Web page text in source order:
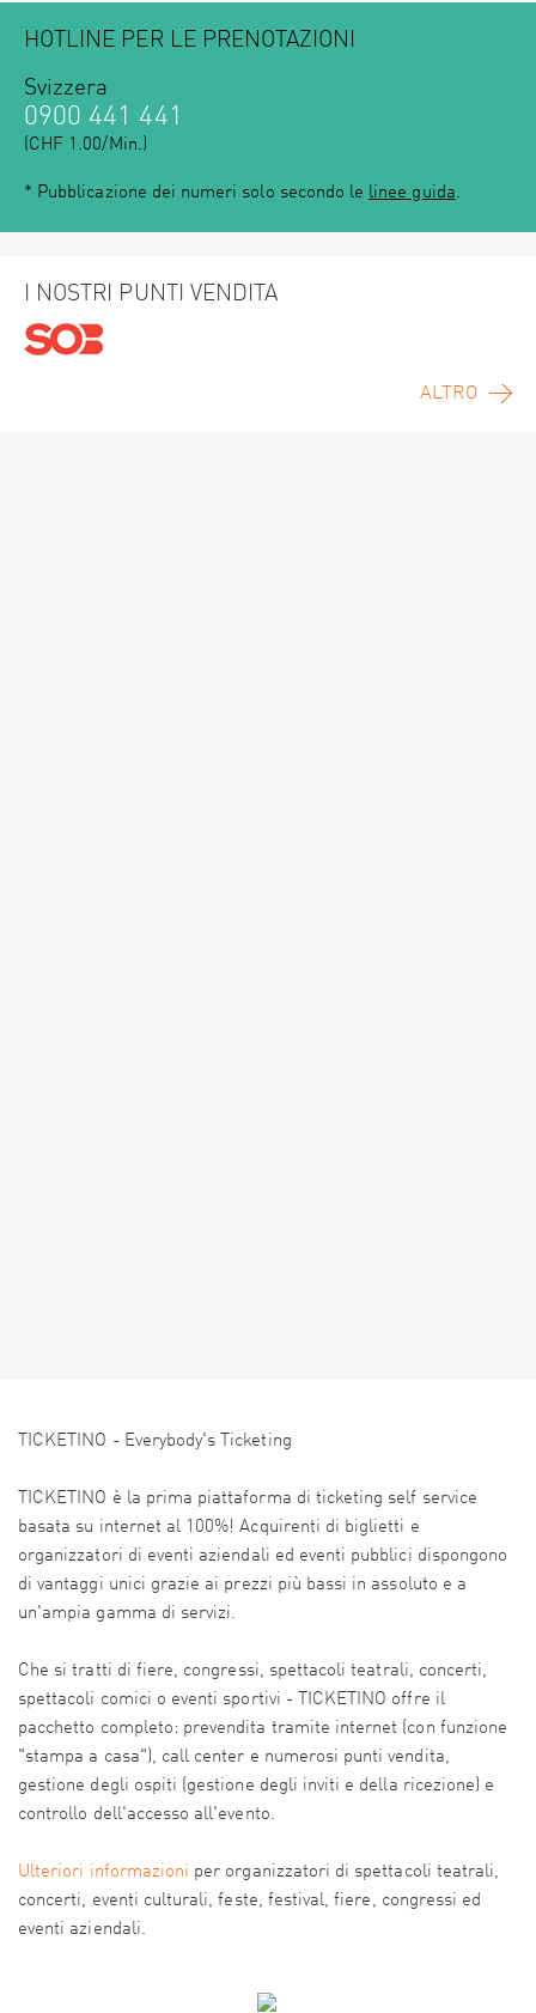
HOTLINE PER LE PRENOTAZIONI
Svizzera
0900 441 441
(CHF 1.00/Min.)
* Pubblicazione dei numeri solo secondo le linee guida.
I NOSTRI PUNTI VENDITA
ALTRO
TICKETINO - Everybody's Ticketing
TICKETINO è la prima piattaforma di ticketing self service
basata su internet al 100%! Acquirenti di biglietti e
organizzatori di eventi aziendali ed eventi pubblici dispongono
di vantaggi unici grazie ai prezzi più bassi in assoluto e a
un'ampia gamma di servizi.
Che si tratti di fiere, congressi, spettacoli teatrali, concerti,
spettacoli comici o eventi sportivi - TICKETINO offre il
pacchetto completo: prevendita tramite internet (con funzione
"stampa a casa"), call center e numerosi punti vendita,
gestione degli ospiti (gestione degli inviti e della ricezione) e
controllo dell'accesso all'evento.
Ulteriori informazioni per organizzatori di spettacoli teatrali,
concerti, eventi culturali, feste, festival, fiere, congressi ed
eventi aziendali.